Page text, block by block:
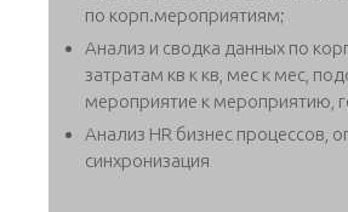
по корп.мероприятиям;
Анализ и сводка данных по
затратам кв к кв, мес к мес,
мероприятие к мероприятию,
Анализ HR бизнес процессов,
синхронизация